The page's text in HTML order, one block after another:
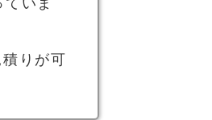
いま
りが可